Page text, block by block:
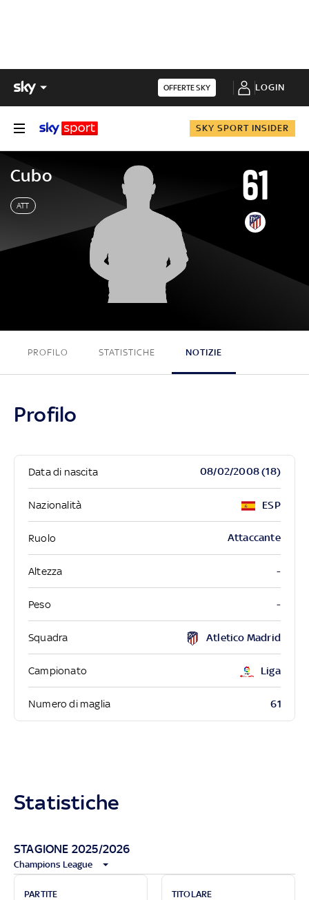
OFFERTE SKY LOGIN
SKY SPORT INSIDER
Cubo
ATT 61
Cubo
PROFILO STATISTICHE NOTIZIE
Profilo
Data di nascita 08/02/2008 (18)
Nazionalità ESP
Ruolo Attaccante
Altezza -
Peso -
Squadra Atletico Madrid
Campionato Liga
Numero di maglia 61
Statistiche
STAGIONE 2025/2026
Champions League
PARTITE TITOLARE